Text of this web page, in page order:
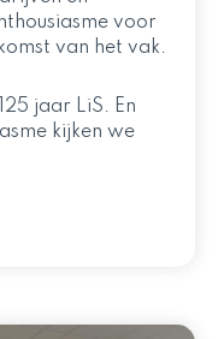
voor
van het vak.
jaar LiS. En
kijken we